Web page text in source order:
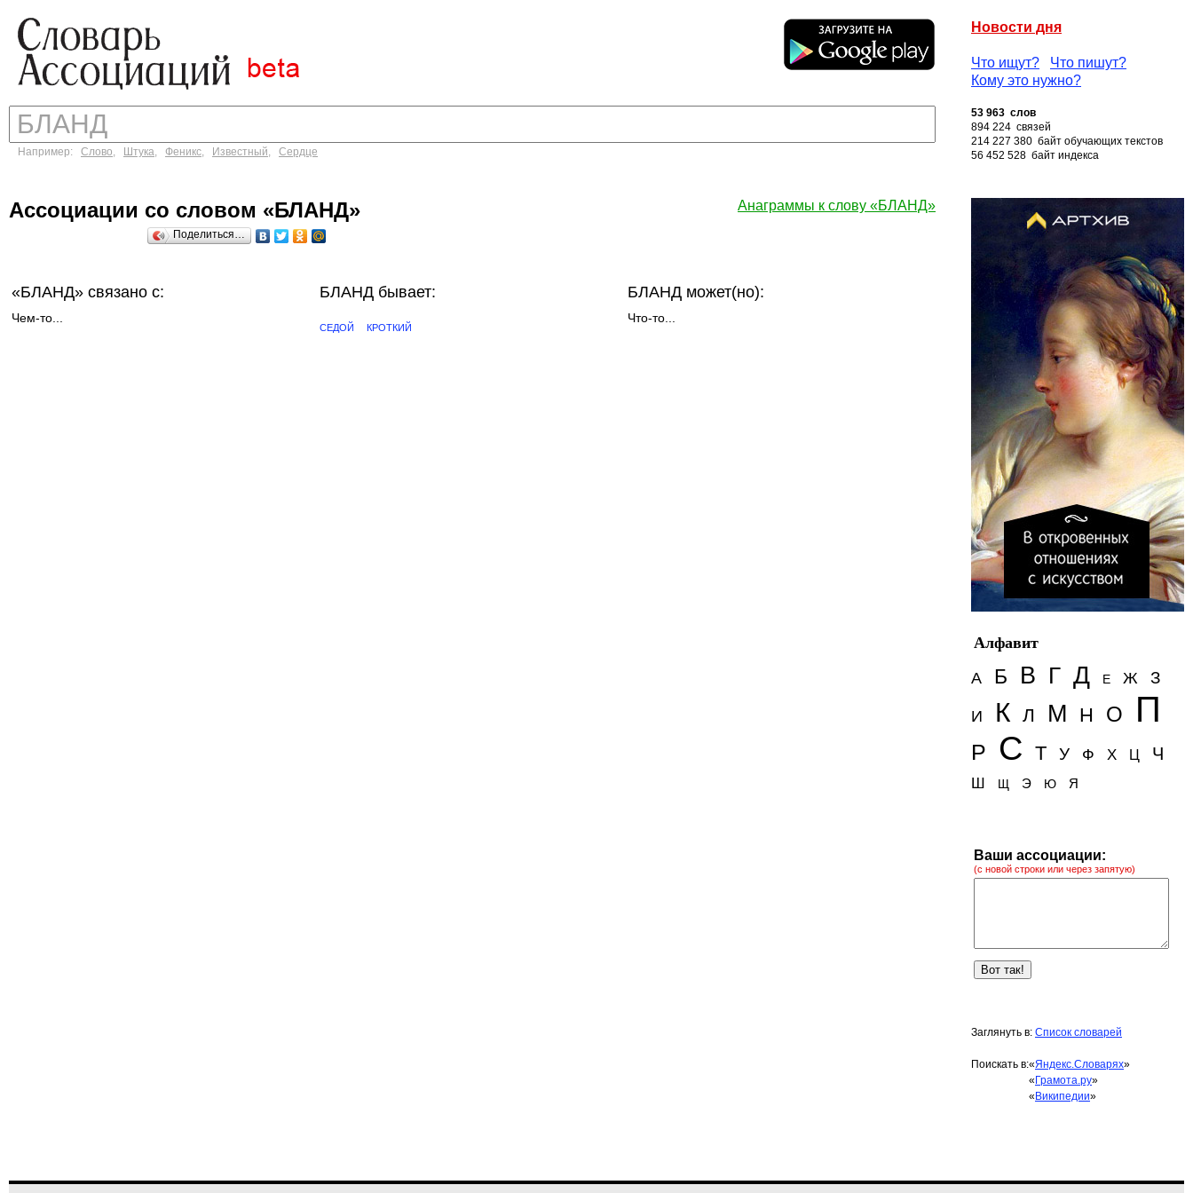
Новости дня
Что ищут?
Что пишут?
Кому это нужно?
Например: Слово, Штука, Феникс, Известный, Сердце
53 963 слов
894 224 связей
214 227 380 байт обучающих текстов
56 452 528 байт индекса
Анаграммы к слову «БЛАНД»
Ассоциации со словом «БЛАНД»
Поделиться…
«БЛАНД» связано с:
Чем-то...
БЛАНД бывает:
СЕДОЙ КРОТКИЙ
БЛАНД может(но):
Что-то...
Алфавит
А
Б В Г Д Е Ж З
И К Л М Н О П
Р С Т У Ф Х Ц Ч
Ш Щ Э Ю Я
Ваши ассоциации:
(с новой строки или через запятую)
Заглянуть в: Список словарей
Поискать в:«Яндекс.Словарях»
« Грамота.ру»
« Википедии»